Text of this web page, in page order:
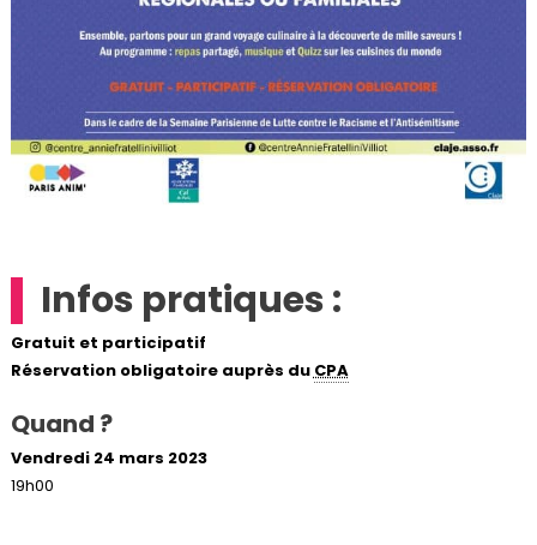
Infos pratiques :
Gratuit et participatif
Réservation obligatoire auprès du CPA
Quand ?
Vendredi 24 mars 2023
19h00